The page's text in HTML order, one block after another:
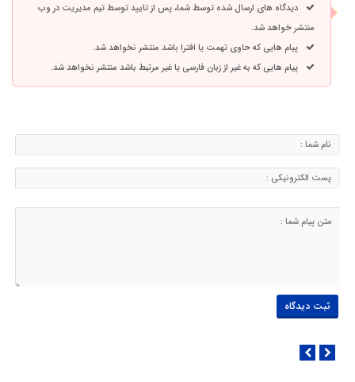
دیدگاه های ارسال شده توسط شما، پس از تایید توسط تیم مدیریت در وب
منتشر خواهد شد.
پیام هایی که حاوی تهمت یا افترا باشد منتشر نخواهد شد.
پیام هایی که به غیر از زبان فارسی یا غیر مرتبط باشد منتشر نخواهد شد.